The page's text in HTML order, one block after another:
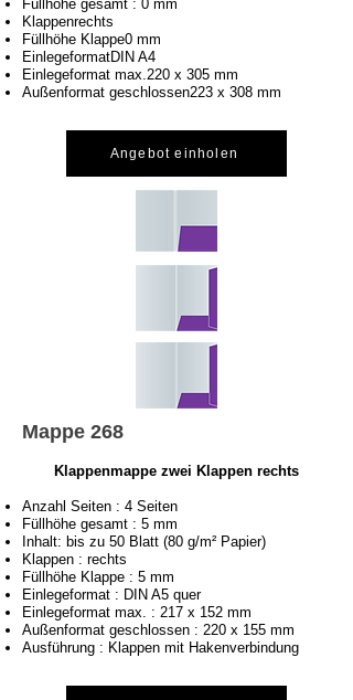
Füllhöhe gesamt : 0 mm
Klappenrechts
Füllhöhe Klappe0 mm
EinlegeformatDIN A4
Einlegeformat max.220 x 305 mm
Außenformat geschlossen223 x 308 mm
Angebot einholen
Mappe 268
Klappenmappe zwei Klappen rechts
Anzahl Seiten : 4 Seiten
Füllhöhe gesamt : 5 mm
Inhalt: bis zu 50 Blatt (80 g/m² Papier)
Klappen : rechts
Füllhöhe Klappe : 5 mm
Einlegeformat : DIN A5 quer
Einlegeformat max. : 217 x 152 mm
Außenformat geschlossen : 220 x 155 mm
Ausführung : Klappen mit Hakenverbindung